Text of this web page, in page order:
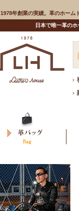
1978年創業の実績。革のホーム
日本で唯一革の